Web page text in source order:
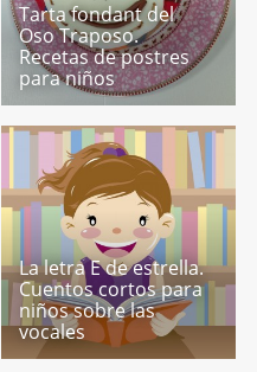
Tarta fondant del
Oso Traposo.
Recetas de postres
para niños
La letra E de estrella.
Cuentos cortos para
niños sobre las
vocales